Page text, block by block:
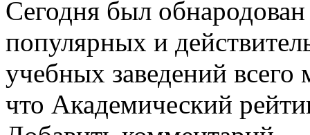
Сегодня был
популярных и
учебных заведений
что Академический